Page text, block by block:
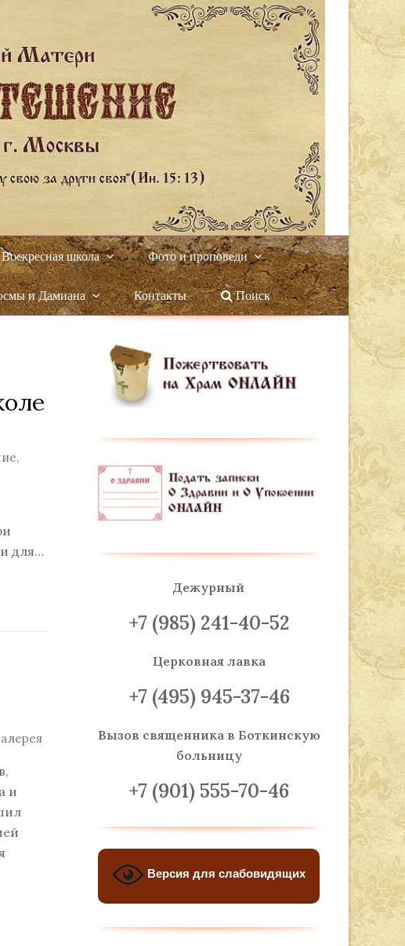
Воскресная школа Фото и проповеди
и Дамиана Контакты Поиск
,
для…
и
Дежурный
+7 (985) 241-40-52
Церковная лавка
+7 (495) 945-37-46
Вызов священника в Боткинскую
больницу
+7 (901) 555-70-46
Версия для слабовидящих